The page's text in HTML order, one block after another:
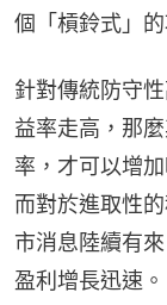
個「槓鈴式」
針對傳統防守
益率走高，那
率，才可以增
而對於進取性
市消息陸續有
盈利增長迅速。